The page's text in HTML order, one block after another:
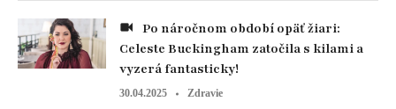
Celeste Buckingham zatočila s kilami a
vyzerá fantasticky!
30.04.2025 Zdravie